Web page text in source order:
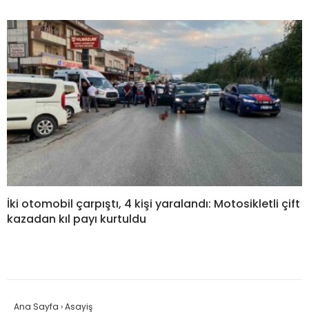
İki otomobil çarpıştı, 4 kişi yaralandı: Motosikletli çift
kazadan kıl payı kurtuldu
Ana Sayfa ›Asayiş